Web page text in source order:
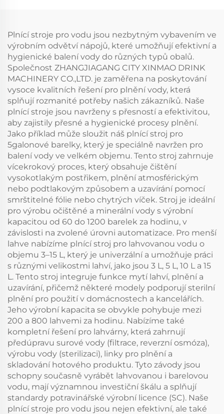
Plnící stroje pro vodu jsou nezbytným vybavením ve
výrobním odvětví nápojů, které umožňují efektivní a
hygienické balení vody do různých typů obalů.
Společnost ZHANGJIAGANG CITY XINMAO DRINK
MACHINERY CO.,LTD. je zaměřena na poskytování
vysoce kvalitních řešení pro plnění vody, která
splňují rozmanité potřeby našich zákazníků. Naše
plnící stroje jsou navrženy s přesností a efektivitou,
aby zajistily přesné a hygienické procesy plnění.
Jako příklad může sloužit náš plnící stroj pro
5galonové barelky, který je speciálně navržen pro
balení vody ve velkém objemu. Tento stroj zahrnuje
vícekrokový proces, který obsahuje čištění
vysokotlakým postřikem, plnění atmosférickým
nebo podtlakovým způsobem a uzavírání pomocí
smrštitelné fólie nebo chytrých víček. Stroj je ideální
pro výrobu očištěné a minerální vody s výrobní
kapacitou od 60 do 1200 barelek za hodinu, v
závislosti na zvolené úrovni automatizace. Pro menší
lahve nabízíme plnící stroj pro lahvovanou vodu o
objemu 3–15 L, který je univerzální a umožňuje práci
s různými velikostmi lahví, jako jsou 3 L, 5 L, 10 L a 15
L. Tento stroj integruje funkce mytí lahví, plnění a
uzavírání, přičemž některé modely podporují sterilní
plnění pro použití v domácnostech a kancelářích.
Jeho výrobní kapacita se obvykle pohybuje mezi
200 a 800 lahvemi za hodinu. Nabízíme také
kompletní řešení pro lahvárny, která zahrnují
předúpravu surové vody (filtrace, reverzní osmóza),
výrobu vody (sterilizaci), linky pro plnění a
skladování hotového produktu. Tyto závody jsou
schopny současně vyrábět lahvovanou i barelovou
vodu, mají významnou investiční škálu a splňují
standardy potravinářské výrobní licence (SC). Naše
plnící stroje pro vodu jsou nejen efektivní, ale také